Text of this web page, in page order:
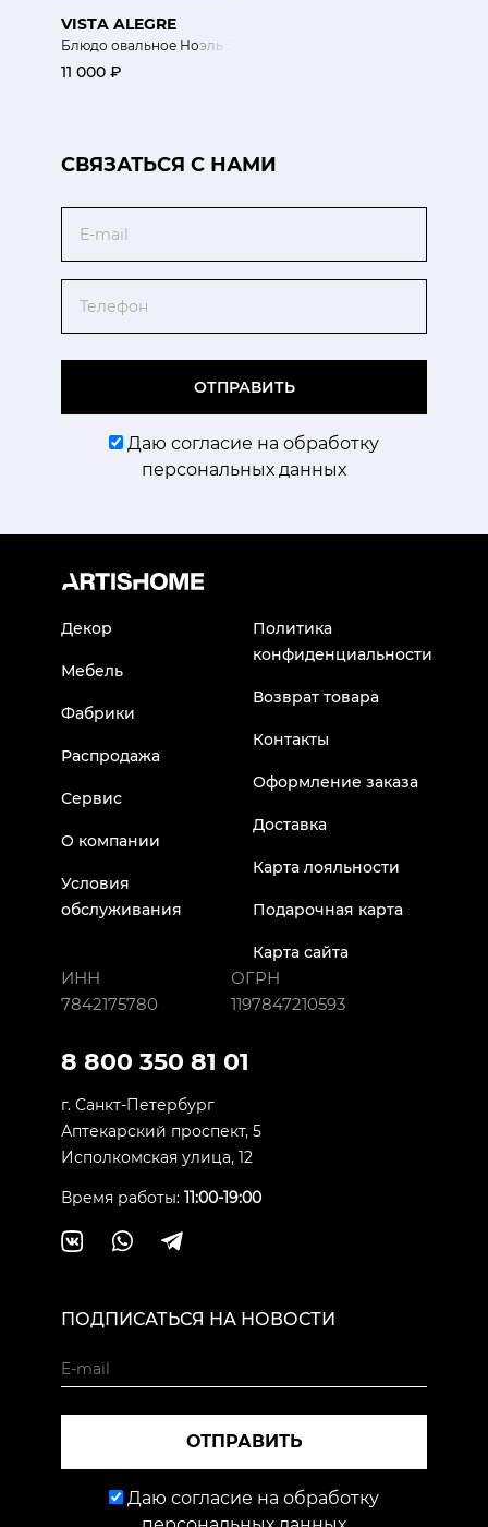
VISTA ALEGRE
Блюдо овальное Ноэль 32х25 см
11 000 ₽
CВЯЗАТЬСЯ С НАМИ
ОТПРАВИТЬ
Даю согласие на обработку
персональных данных
Декор
Мебель
Фабрики
Распродажа
Сервис
О компании
Условия
обслуживания
Политика
конфиденциальности
Возврат товара
Контакты
Оформление заказа
Доставка
Карта лояльности
Подарочная карта
Карта сайта
ИНН
7842175780
ОГРН
1197847210593
8 800 350 81 01
г. Санкт-Петербург
Аптекарский проспект, 5
Исполкомская улица, 12
Время работы: 11:00-19:00
ПОДПИСАТЬСЯ НА НОВОСТИ
ОТПРАВИТЬ
Даю согласие на обработку